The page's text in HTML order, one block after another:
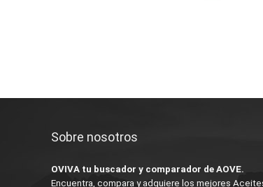
Sobre nosotros
OVIVA tu buscador y comparador de AOVE.
Encuentra, compara y adquiere los mejores